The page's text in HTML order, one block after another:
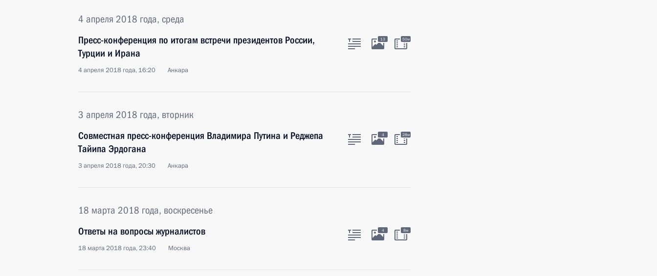
4 апреля 2018 года, среда
Пресс-конференция по итогам встречи президентов России,
Турции и Ирана
4 апреля 2018 года, 16:20 Анкара
13 50м
3 апреля 2018 года, вторник
Совместная пресс-конференция Владимира Путина и Реджепа
Тайипа Эрдогана
3 апреля 2018 года, 20:30 Анкара
4 28м
18 марта 2018 года, воскресенье
Ответы на вопросы журналистов
18 марта 2018 года, 23:40 Москва
4 8м